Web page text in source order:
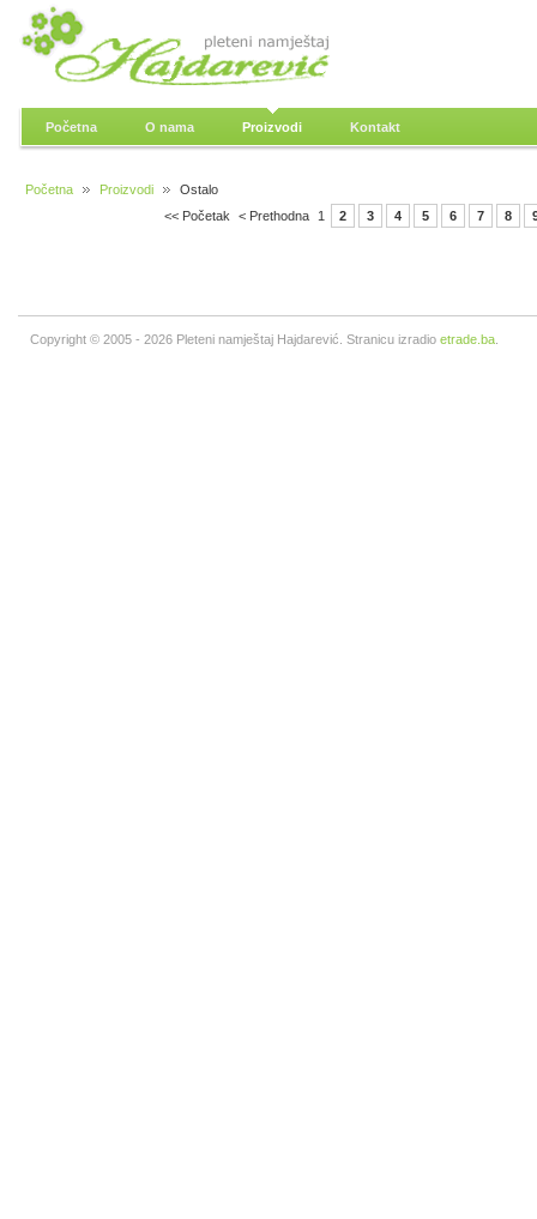
Početna O nama Proizvodi Kontakt
Početna Proizvodi
Ostalo
<< Početak
< Prethodna 1 2 3 4 5 6 7 8
Copyright © 2005 - 2026 Pleteni namještaj Hajdarević. Stranicu izradio etrade.ba